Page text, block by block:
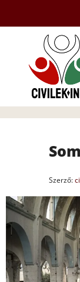
tartalomba
Szerző: